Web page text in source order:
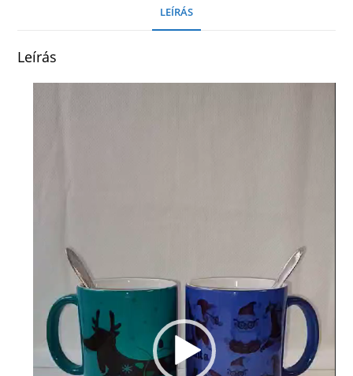
LEÍRÁS
Leírás